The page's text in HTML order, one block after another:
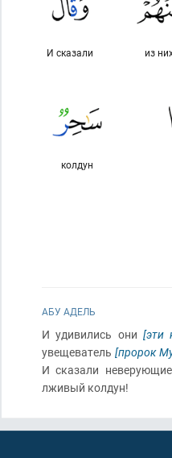
из
И сказали
колдун
АБУ АДЕЛЬ
И удивились они [эти
увещеватель [пророк
И сказали
лживый колдун!